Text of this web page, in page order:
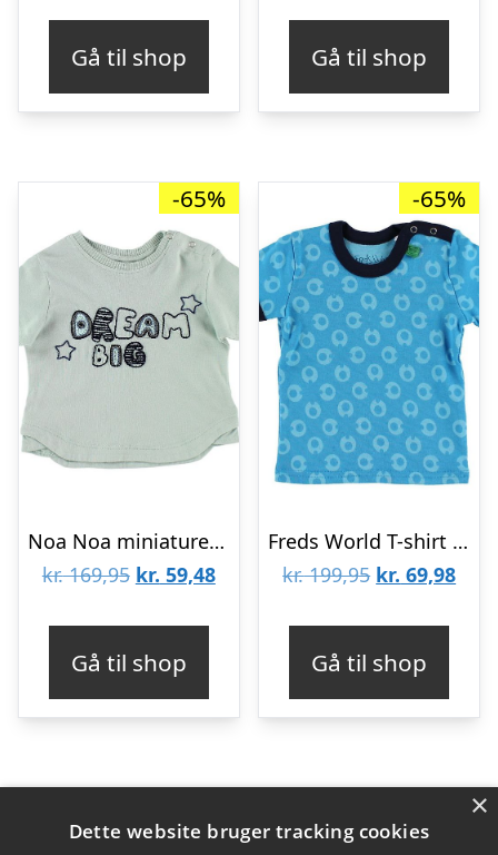
var:
kr. 119,95.kr. 41,98.
Gå til shop
var:
kr. 229,95.
kr.
Gå til shop
-65%
Noa Noa miniature T-shirt – Støvet Blå
kr.169,95 Den
var:
kr. 169,95.
kr. 59,48Den
kr. 59,48.
Gå til shop
-65%
Freds World T-shirt – Blå m. My I
kr.199,95 Den
var:
kr. 199,95.
kr. 69,98Den
kr.
Gå til shop
Varekategorier
×
Dette website bruger tracking cookies